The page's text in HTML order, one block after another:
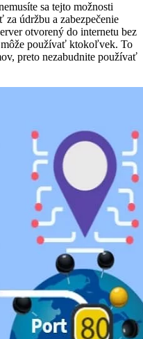
sa tejto možnosti
údržbu a zabezpečenie
otvorený do internetu bez
môže používať ktokoľvek. To
preto nezabudnite používať